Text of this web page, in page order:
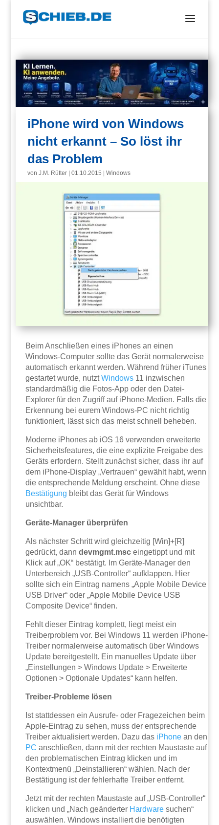
iPhone wird von Windows
nicht erkannt – So löst ihr
das Problem
vonJ.M. Rütter |01.10.2015 |Windows
Beim Anschließen eines iPhones an einen
Windows-Computer sollte das Gerät normalerweise
automatisch erkannt werden. Während früher iTunes
gestartet wurde, nutztWindows 11 inzwischen
standardmäßig die Fotos-App oder den Datei-
Explorer für den Zugriff auf iPhone-Medien. Falls die
Erkennung bei eurem Windows-PC nicht richtig
funktioniert, lässt sich das meist schnell beheben.
Moderne iPhones ab iOS 16 verwenden erweiterte
Sicherheitsfeatures, die eine explizite Freigabe des
Geräts erfordern. Stellt zunächst sicher, dass ihr auf
dem iPhone-Display „Vertrauen“ gewählt habt, wenn
die entsprechende Meldung erscheint. Ohne diese
Bestätigung bleibt das Gerät für Windows
unsichtbar.
Geräte-Manager überprüfen
Als nächster Schritt wird gleichzeitig [Win]+[R]
gedrückt, danndevmgmt.msc eingetippt und mit
Klick auf „OK“ bestätigt. Im Geräte-Manager den
Unterbereich „USB-Controller“ aufklappen. Hier
sollte sich ein Eintrag namens „Apple Mobile Device
USB Driver“ oder „Apple Mobile Device USB
Composite Device“ finden.
Fehlt dieser Eintrag komplett, liegt meist ein
Treiberproblem vor. Bei Windows 11 werden iPhone-
Treiber normalerweise automatisch über Windows
Update bereitgestellt. Ein manuelles Update über
„Einstellungen > Windows Update > Erweiterte
Optionen > Optionale Updates“ kann helfen.
Treiber-Probleme lösen
Ist stattdessen ein Ausrufe- oder Fragezeichen beim
Apple-Eintrag zu sehen, muss der entsprechende
Treiber aktualisiert werden. Dazu das iPhone an den
PC anschließen, dann mit der rechten Maustaste auf
den problematischen Eintrag klicken und im
Kontextmenü „Deinstallieren“ wählen. Nach der
Bestätigung ist der fehlerhafte Treiber entfernt.
Jetzt mit der rechten Maustaste auf „USB-Controller“
klicken und „Nach geänderter Hardware suchen“
auswählen. Windows installiert die benötigten